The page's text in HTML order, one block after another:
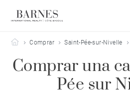
Barnes Côte Basque
Comprar Saint-Pée-sur-Nivelle
Comprar una
Pée sur